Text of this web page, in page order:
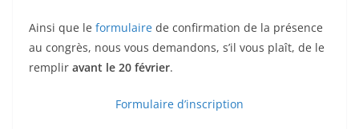
Ainsi que le formulaire de confirmation de la présence
au congrès, nous vous demandons, s’il vous plaît, de le
remplir avant le 20 février.
Formulaire d’inscription